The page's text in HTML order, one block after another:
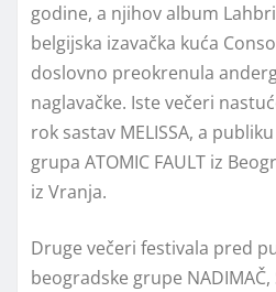
godine, a njihov album
belgijska izavačka kuća
doslovno preokrenula
naglavačke. Iste večeri
rok sastav MELISSA, a
grupa ATOMIC FAULT iz
iz Vranja.
Druge večeri festivala pred
beogradske grupe NADIMAČ,